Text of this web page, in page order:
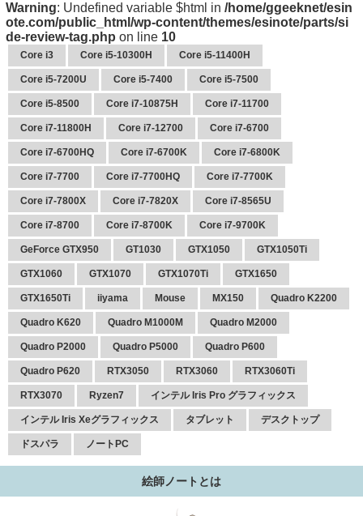
Warning: Undefined variable $html in /home/ggeeknet/esin
ote.com/public_html/wp-content/themes/esinote/parts/si
de-review-tag.php on line 10
Core i3 Core i5-10300H Core i5-11400H
Core i5-7200U Core i5-7400 Core i5-7500
Core i5-8500 Core i7-10875H Core i7-11700
Core i7-11800H Core i7-12700 Core i7-6700
Core i7-6700HQ Core i7-6700K Core i7-6800K
Core i7-7700 Core i7-7700HQ Core i7-7700K
Core i7-7800X Core i7-7820X Core i7-8565U
Core i7-8700 Core i7-8700K Core i7-9700K
GeForce GTX950 GT1030 GTX1050 GTX1050Ti
GTX1060 GTX1070 GTX1070Ti GTX1650
GTX1650Ti iiyama Mouse MX150 Quadro K2200
Quadro K620 Quadro M1000M Quadro M2000
Quadro P2000 Quadro P5000 Quadro P600
Quadro P620 RTX3050 RTX3060 RTX3060Ti
RTX3070 Ryzen7 インテル Iris Pro グラフィックス
インテル Iris Xeグラフィックス タブレット デスクトップ
ドスパラ ノートPC
絵師ノートとは